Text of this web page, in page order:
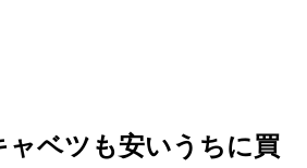
ャベツも安いうちに買